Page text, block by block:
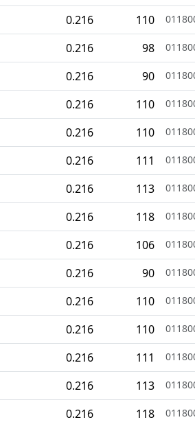
0.216 110
0.216 98
0.216 90
0.216 110
0.216 110
0.216 111
0.216 113
0.216 118
0.216 106
0.216 90
0.216 110
0.216 110
0.216 111
0.216 113
0.216 118